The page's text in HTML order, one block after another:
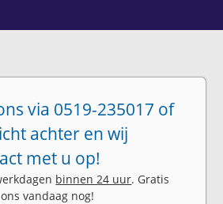
via 0519-235017 of
achter en wij
met u op!
binnen 24 uur. Gratis
vandaag nog!